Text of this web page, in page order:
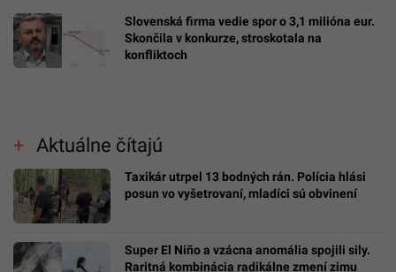
Slovenská firma vedie spor o 3,1 milióna eur.
Skončila v konkurze, stroskotala na
konfliktoch
Aktuálne čítajú
Taxikár utrpel 13 bodných rán. Polícia hlási
posun vo vyšetrovaní, mladíci sú obvinení
Super El Niño a vzácna anomália spojili sily.
Raritná kombinácia radikálne zmení zimu